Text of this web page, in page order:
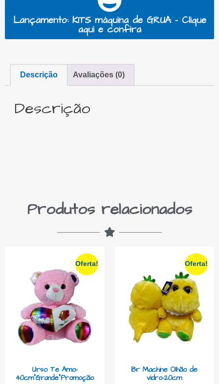
Lançamento: KITS máquina de GRUA - Clique
aqui e confira
Descrição Avaliações (0)
Descrição
Produtos relacionados
Oferta!
Urso Te Amo-
40cm”Grande”Promoção
Oferta!
Br Machine Olhão de
vidro-20cm